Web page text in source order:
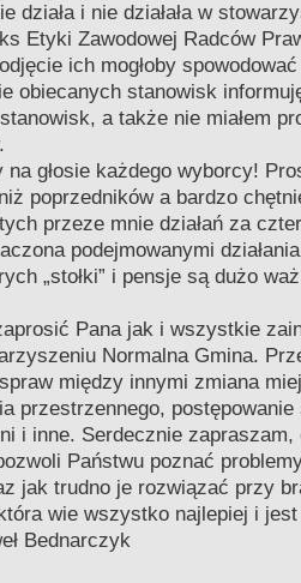
działa i nie działała w
Etyki Zawodowej Radców
ich mogłoby
obiecanych stanowisk
a także nie miałem
na głosie każdego wyborcy!
poprzedników a bardzo
przeze mnie działań za
podejmowanymi
„stołki” i pensje są dużo
Pana jak i wszystkie
Normalna Gmina.
między innymi zmiana
przestrzennego,
i inne. Serdecznie zapraszam,
Państwu poznać
jak trudno je rozwiązać przy
wie wszystko najlepiej i
Bednarczyk